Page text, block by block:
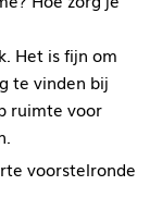
Het is fijn om
te vinden bij
ruimte voor
voorstelronde